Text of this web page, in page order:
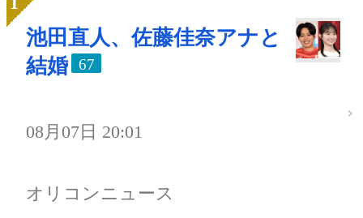
池田直人、佐藤佳奈アナと
結婚
67
08月07日 20:01
オリコンニュース